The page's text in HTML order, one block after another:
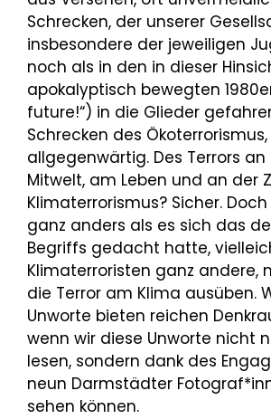
Schrecken, der unserer
insbesondere der jeweiligen
noch als in den in dieser
apokalyptisch bewegten
future!“) in die Glieder
Schrecken des
allgegenwärtig. Des Terrors
Mitwelt, am Leben und an der
Klimaterrorismus? Sicher.
ganz anders als es sich das
Begriffs gedacht hatte,
Klimaterroristen ganz andere,
die Terror am Klima ausüben.
Unworte bieten reichen
wenn wir diese Unworte nicht
lesen, sondern dank des
neun Darmstädter
sehen können.